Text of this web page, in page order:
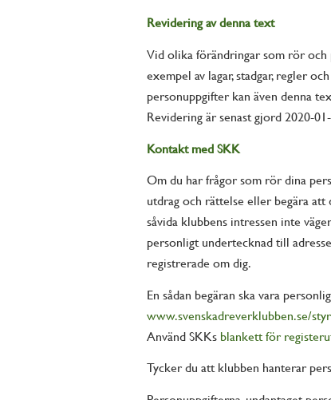
Revidering av denna text
Vid olika förändringar som rör och
exempel av lagar, stadgar, regler
personuppgifter kan även denna
Revidering är senast gjord 2020-
Kontakt med SKK
Om du har frågor som rör dina
utdrag och rättelse eller begära
såvida klubbens intressen inte
personligt undertecknad till
registrerade om dig.
En sådan begäran ska vara
www.svenskadreverklubben.se/
Använd SKKs blankett för
Tycker du att klubben hanterar